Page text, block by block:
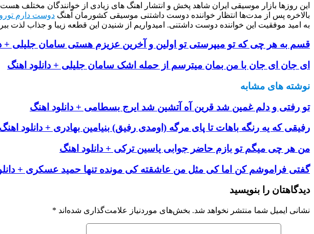
این روزها بازار موسیقی ایران شاهد پخش و انتشار اهنگ های زیادی از خوانندگان مختلف
بالاخره پس از مدت‌ها انتظار خواننده دوست داشتنی موسیقی کشورمان آهنگ دوست دارم
به امید موفقیت این خواننده دوست داشتنی. امیدواریم از شنیدن این قطعه زیبا و جذاب لذت
قسم به هر چی که تو میپرستی تو اولین و آخرین عزیزم هستی سامان جلیلی +
ای جان ای جان با من بمان میترسم از حمله اشک سامان جلیلی + دانلود اهنگ
نوشته های مشابه
تو رفتی و دلم غمین شد قرین آه آتشین شد ایرج بسطامی + دانلود اهنگ
رفیقی که یه رنگه باهات تا پای مرگه (اومدی رفیق) بنیامین بهادری + دانلود اهنگ
من هر چی میگم تو بازم حاضر جوابی یاسین ترکی + دانلود اهنگ
گفتی فراموشم کن اما کی مثل من عاشقته کی مونده تنها حمید عسکری +
دیدگاهتان را بنویسید
نشانی ایمیل شما منتشر نخواهد شد. بخش‌های موردنیاز علامت‌گذاری شده‌اند *